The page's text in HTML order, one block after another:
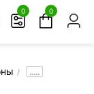
0 0
.....